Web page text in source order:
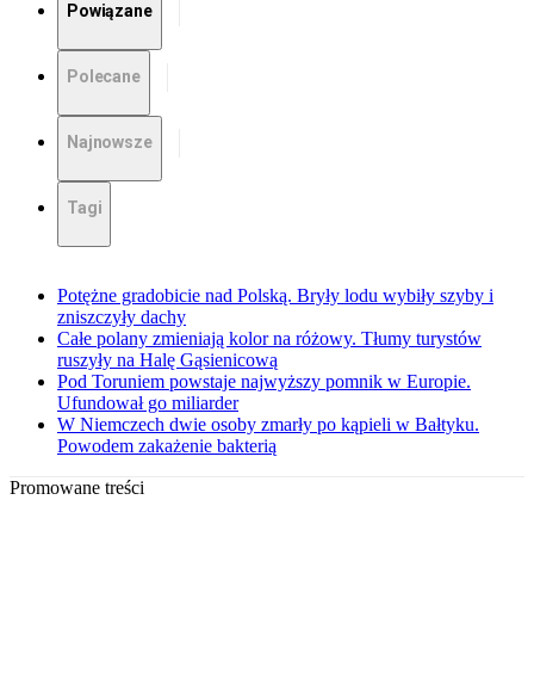
Powiązane
Polecane
Najnowsze
Tagi
Potężne gradobicie nad Polską. Bryły lodu wybiły szyby i
zniszczyły dachy
Całe polany zmieniają kolor na różowy. Tłumy turystów
ruszyły na Halę Gąsienicową
Pod Toruniem powstaje najwyższy pomnik w Europie.
Ufundował go miliarder
W Niemczech dwie osoby zmarły po kąpieli w Bałtyku.
Powodem zakażenie bakterią
Promowane treści